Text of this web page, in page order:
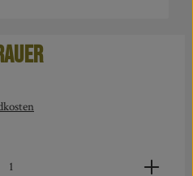
Wert ein oder